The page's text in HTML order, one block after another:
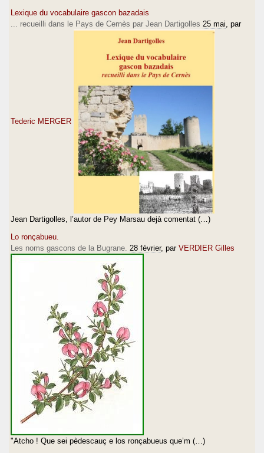
Lexique du vocabulaire gascon bazadais
... recueilli dans le Pays de Cernès par Jean Dartigolles 25 mai , par
Tederic MERGER
Jean Dartigolles, l’autor de Pey Marsau dejà comentat (…)
Lo ronçabueu.
Les noms gascons de la Bugrane. 28 février, par VERDIER Gilles
"Atcho ! Que sei pèdescauç e los ronçabueus que’m (…)